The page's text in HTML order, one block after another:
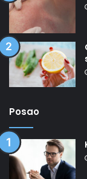
Posao